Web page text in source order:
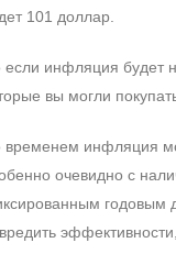
101 доллар.
если инфляция будет
вы могли
временем инфляция
очевидно с
годовым